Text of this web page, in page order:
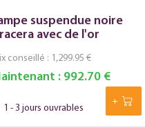
suspendue noire
avec de l'or
: 992.70 €
conseillé : 1,299.95 €
1 - 3 jours ouvrables